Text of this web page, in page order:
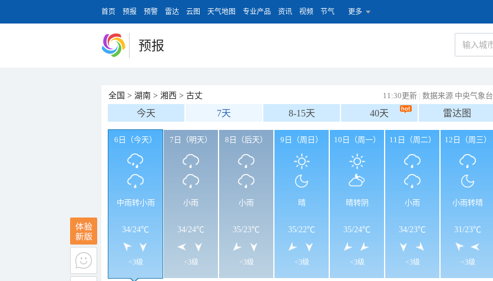
首页 预报 预警 雷达 云图 天气地图 专业产品 资讯 视频 节气 更多
预报
全国 > 湖南 > 湘西 > 古丈 11:30更新 | 数据来源 中央气象台
今天 7天 8-15天 40天 雷达图
6日（今天）
中雨转小雨
34/24℃
<3级
7日（明天）
小雨
34/24℃
<3级
8日（后天）
小雨
35/23℃
<3级
9日（周日）
晴
35/22℃
<3级
10日（周一）
晴转阴
35/24℃
<3级
11日（周二）
小雨
34/23℃
<3级
12日（周三）
小雨转晴
31/23℃
<3级